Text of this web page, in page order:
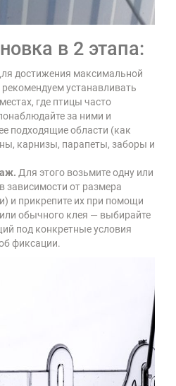
в 2 этапа:
достижения максимальной
устанавливать
где птицы часто
за ними и
подходящие области (как
карнизы, парапеты, заборы и
Для этого возьмите одну или
зависимости от размера
и прикрепите их при помощи
обычного клея — выбирайте
под конкретные условия
фиксации.